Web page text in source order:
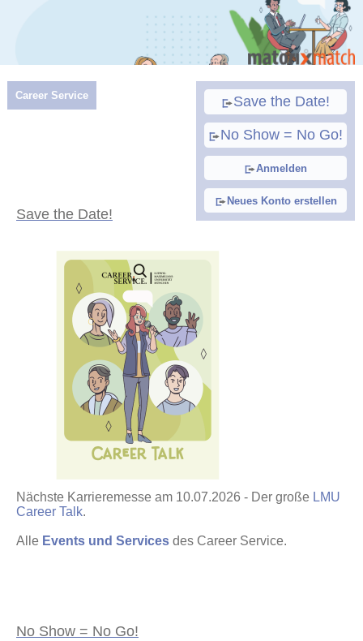
Save the Date!
No Show = No Go!
Anmelden
Neues Konto erstellen
Career Service
Save the Date!
Nächste Karrieremesse am 10.07.2026 - Der große LMU
Career Talk.
Alle Events und Services des Career Service.
No Show = No Go!